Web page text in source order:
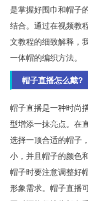
是掌握好围巾和帽子
结合。通过在视频教
文教程的细致解释，
一体帽的编织方法。
帽子直播怎么戴?
帽子直播是一种时尚
型增添一抹亮点。在
选择一顶合适的帽子
小，并且帽子的颜色
帽子时要注意调整好
形象需求。帽子直播